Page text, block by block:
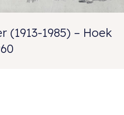
(1913-1985) – Hoek